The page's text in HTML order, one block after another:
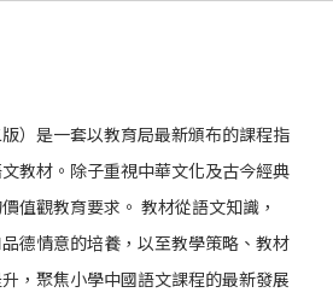
）是一套以教育局最新頒布的課程指
教材。除子重視中華文化及古今經典
值觀教育要求。 教材從語文知識，
德情意的培養，以至教學策略、教材
，聚焦小學中國語文課程的最新發展